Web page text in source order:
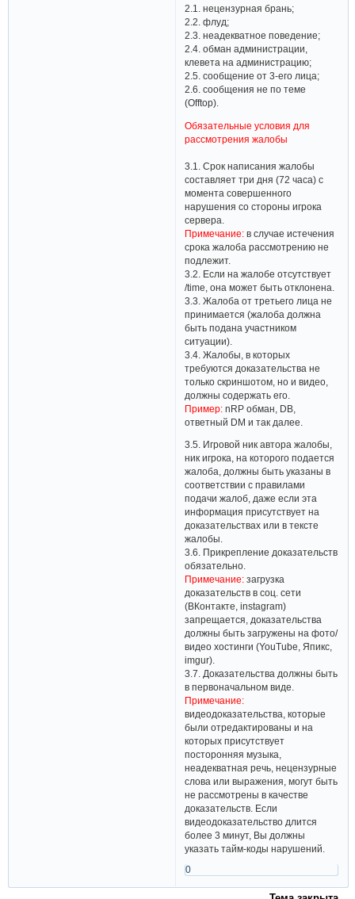
2.1. нецензурная брань;
2.2. флуд;
2.3. неадекватное поведение;
2.4. обман администрации,
клевета на администрацию;
2.5. сообщение от 3-его лица;
2.6. сообщения не по теме
(Offtop).
Обязательные условия для
рассмотрения жалобы​
3.1. Срок написания жалобы
составляет три дня (72 часа) с
момента совершенного
нарушения со стороны игрока
сервера.
Примечание:в случае истечения
срока жалоба рассмотрению не
подлежит.
3.2. Если на жалобе отсутствует
/time, она может быть отклонена.
3.3. Жалоба от третьего лица не
принимается (жалоба должна
быть подана участником
ситуации).
3.4. Жалобы, в которых
требуются доказательства не
только скриншотом, но и видео,
должны содержать его.
Пример: nRP обман, DB,
ответный DM и так далее.
3.5. Игровой ник автора жалобы,
ник игрока, на которого подается
жалоба, должны быть указаны в
соответствии с правилами
подачи жалоб, даже если эта
информация присутствует на
доказательствах или в тексте
жалобы.
3.6. Прикрепление доказательств
обязательно.
Примечание: загрузка
доказательств в соц. сети
(ВКонтакте, instagram)
запрещается, доказательства
должны быть загружены на фото/
видео хостинги (YouTube, Япикс,
imgur).
3.7. Доказательства должны быть
в первоначальном виде.
Примечание:
видеодоказательства, которые
были отредактированы и на
которых присутствует
посторонняя музыка,
неадекватная речь, нецензурные
слова или выражения, могут быть
не рассмотрены в качестве
доказательств. Если
видеодоказательство длится
более 3 минут, Вы должны
указать тайм-коды нарушений.
0